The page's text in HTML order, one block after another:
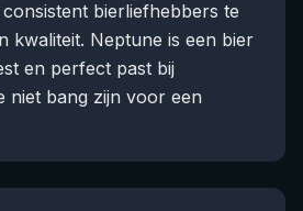
bierliefhebbers te
kwaliteit. Neptune is een bier
en perfect past bij
niet bang zijn voor een